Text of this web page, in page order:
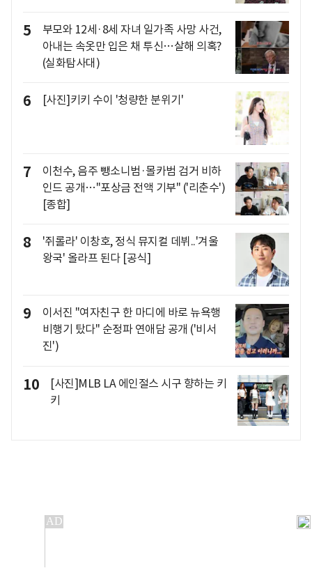
5
부모와 12세·8세 자녀 일가족 사망 사건,
아내는 속옷만 입은 채 투신…살해 의혹?
(실화탐사대)
6 [사진]키키 수이 '청량한 분위기'
7
이천수, 음주 뺑소니범·몰카범 검거 비하
인드 공개…"포상금 전액 기부" ('리춘수')
[종합]
8
'쥐롤라' 이창호, 정식 뮤지컬 데뷔..'겨울
왕국' 올라프 된다 [공식]
9
이서진 "여자친구 한 마디에 바로 뉴욕행
비행기 탔다" 순정파 연애담 공개 ('비서
진')
10
[사진]MLB LA 에인절스 시구 향하는 키
키